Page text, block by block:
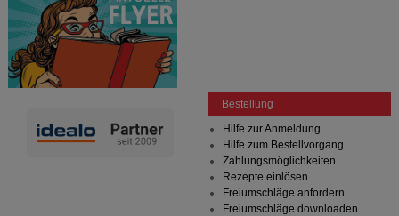
Bestellung
Hilfe zur Anmeldung
Hilfe zum Bestellvorgang
Zahlungsmöglichkeiten
Rezepte einlösen
Freiumschläge anfordern
Freiumschläge downloaden